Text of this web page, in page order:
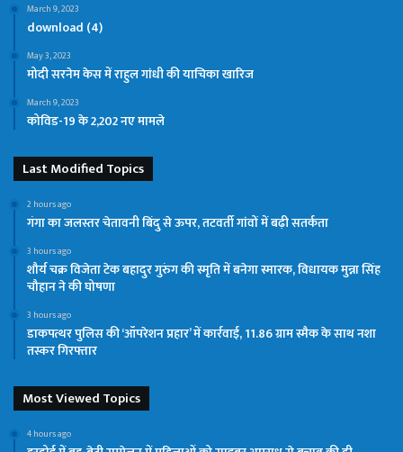
March 9, 2023
download (4)
May 3, 2023
मोदी सरनेम केस में राहुल गांधी की याचिका खारिज
March 9, 2023
कोविड-19 के 2,202 नए मामले
Last Modified Topics
2 hours ago
गंगा का जलस्तर चेतावनी बिंदु से ऊपर, तटवर्ती गांवों में बढ़ी सतर्कता
3 hours ago
शौर्य चक्र विजेता टेक बहादुर गुरुंग की स्मृति में बनेगा स्मारक, विधायक मुन्ना सिंह
चौहान ने की घोषणा
3 hours ago
डाकपत्थर पुलिस की ‘ऑपरेशन प्रहार’ में कार्रवाई, 11.86 ग्राम स्मैक के साथ नशा
तस्कर गिरफ्तार
Most Viewed Topics
4 hours ago